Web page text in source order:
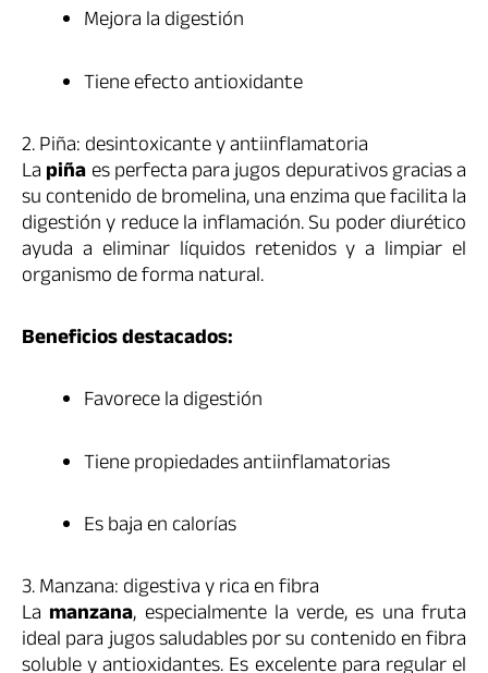
Mejora la digestión
Tiene efecto antioxidante
2. Piña: desintoxicante y antiinflamatoria
Lapiñaes perfecta para jugos depurativos gracias a
su contenido de bromelina, una enzima que facilita la
digestión y reduce la inflamación. Su poder diurético
ayuda a eliminar líquidos retenidos y a limpiar el
organismo de forma natural.
Beneficios destacados:
Favorece la digestión
Tiene propiedades antiinflamatorias
Es baja en calorías
3. Manzana: digestiva y rica en fibra
La manzana, especialmente la verde, es una fruta
ideal para jugos saludables por su contenido en fibra